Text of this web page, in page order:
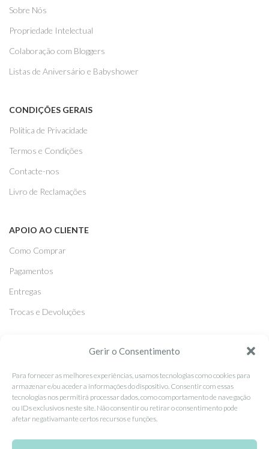
Gerir o Consentimento
Para fornecer as melhores experiências, usamos tecnologias como cookies para
armazenar e/ou aceder a informações do dispositivo. Consentir com essas
tecnologias nos permitirá processar dados, como comportamento de navegação
ou IDs exclusivos neste site. Não consentir ou retirar o consentimento pode
afetar negativamante certos recursos e funções.
Sobre Nós
Propriedade Intelectual
Colaboração com Bloggers
Listas de Aniversário e Babyshower
CONDIÇÕES GERAIS
Politica de Privacidade
Termos e Condições
Contacte-nos
Livro de Reclamações
APOIO AO CLIENTE
Como Comprar
Pagamentos
Entregas
Trocas e Devoluções
Facebook
Instagram
Pinterest